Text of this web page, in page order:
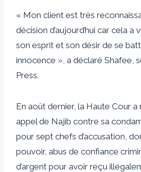
« Mon client est très
décision d’aujourd’hui car cela
son esprit et son désir de se
innocence », a déclaré Shafee,
Press.
En août dernier, la Haute Cour
appel de Najib contre sa
pour sept chefs d’accusation,
pouvoir, abus de confiance
d’argent pour avoir reçu